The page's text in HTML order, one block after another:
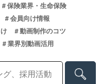
保険業界・生命保険
会員向け情報
動画制作のコツ
業界別動画活用